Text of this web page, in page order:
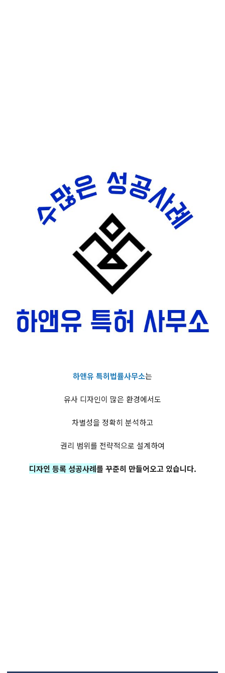
하앤유 특허법률사무소는
유사 디자인이 많은 환경에서도
차별성을 정확히 분석하고
권리 범위를 전략적으로 설계하여
디자인 등록 성공사례를 꾸준히 만들어오고 있습니다.